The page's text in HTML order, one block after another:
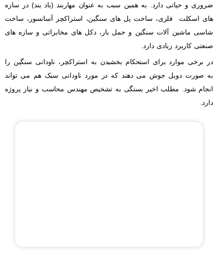
ضروری و حیاتی دارد. به همین سبب به عنوان مهاربند (باد بند) در سازه
های اسکلت فلزی، ساخت پل های سنگین، استراکچر آسانسور، ساخت
شاسی ماشین آلات سنگین و حمل بار، دکل های مخابراتی و سازه های
صنعتی کاربرد زیادی دارد.
در برخی موارد برای استحکام بخشیدن به استراکچر، ناودانی سنگین را
به صورت دوبل جوش می دهند که در مورد ناودانی سبک هم می تواند
انجام شود. مطلب اخیر بستگی به تشخیص مهندس محاسب و نیاز پروژه
دارد.